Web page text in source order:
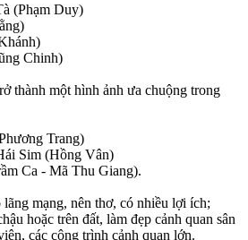
(Phạm Duy)
Chinh)
thành một hình ảnh ưa chuộng trong
Trang)
Sim (Hồng Vân)
Ca - Mã Thu Giang).
lãng mạng, nên thơ, có nhiều lợi ích;
hoặc trên đất, làm đẹp cảnh quan sân
các công trình cảnh quan lớn.